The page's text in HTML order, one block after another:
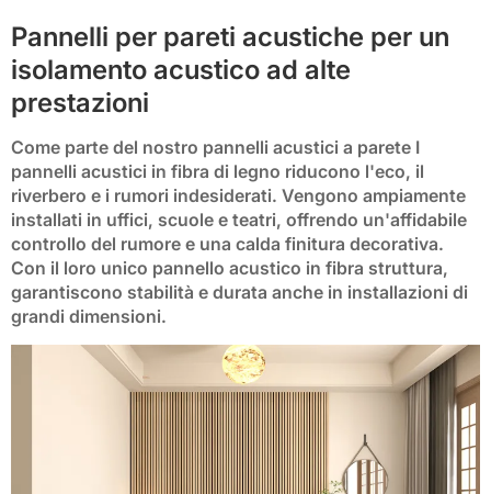
Pannelli per pareti acustiche per un
isolamento acustico ad alte
prestazioni
Come parte del nostro pannelli acustici a parete I
pannelli acustici in fibra di legno riducono l'eco, il
riverbero e i rumori indesiderati. Vengono ampiamente
installati in uffici, scuole e teatri, offrendo un'affidabile
controllo del rumoree una calda finitura decorativa.
Con il loro unico pannello acustico in fibra struttura,
garantiscono stabilità e durata anche in installazioni di
grandi dimensioni.